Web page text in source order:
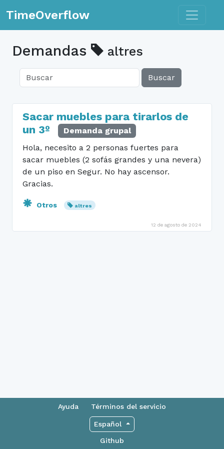
TimeOverflow Toggle
Demandas altres
Buscar
Sacar muebles para tirarlos de
un 3º
Demanda grupal
Hola, necesito a 2 personas fuertes para
sacar muebles (2 sofás grandes y una nevera)
de un piso en Segur. No hay ascensor.
Gracias.
Otros altres
12 de agosto de 2024
Ayuda Términos del servicio
Español
Github